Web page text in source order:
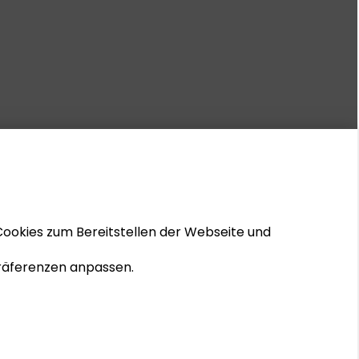
zum Bereitstellen der Webseite und
anpassen.